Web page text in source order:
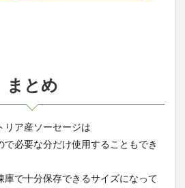
まとめ
リア産ソーセージは
必要な分だけ使用することもでき
庫で十分保存できるサイズになって